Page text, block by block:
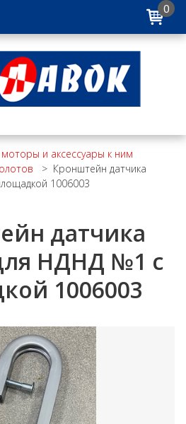
0
и аксессуары к ним
> Кронштейн датчика
1006003
датчика
НДНД №1 с
1006003